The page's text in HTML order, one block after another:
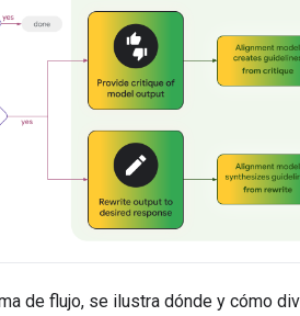
de flujo, se ilustra dónde y cómo